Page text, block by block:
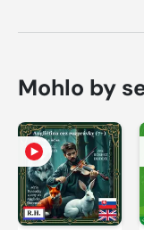
Mohlo by